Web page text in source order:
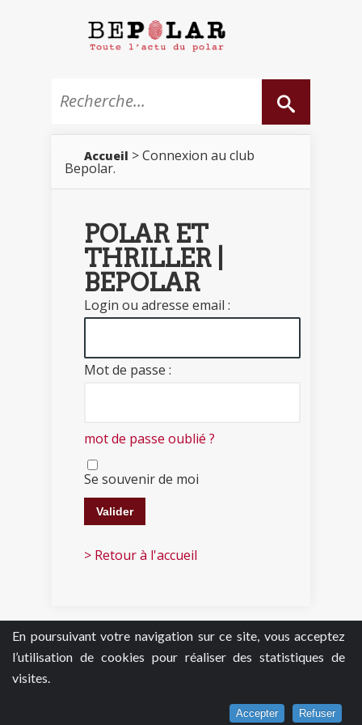
En poursuivant votre navigation sur ce site, vous acceptez
l’utilisation de cookies pour réaliser des statistiques de
visites.
Accepter Refuser
Accueil > Connexion au club
Bepolar.
POLAR ET
THRILLER |
BEPOLAR
Login ou adresse email :
Mot de passe :
mot de passe oublié ?
Se souvenir de moi
> Retour à l'accueil